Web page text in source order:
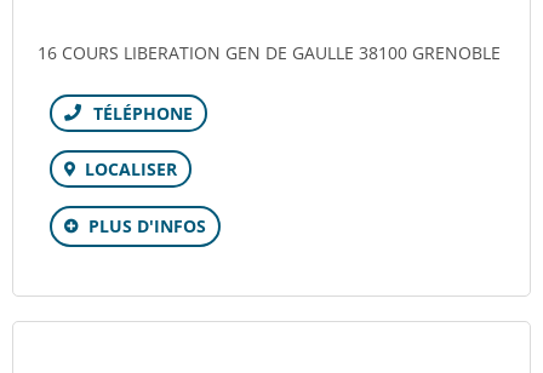
16 COURS LIBERATION GEN DE GAULLE 38100 GRENOBLE
Téléphone
LOCALISER
PLUS D'INFOS